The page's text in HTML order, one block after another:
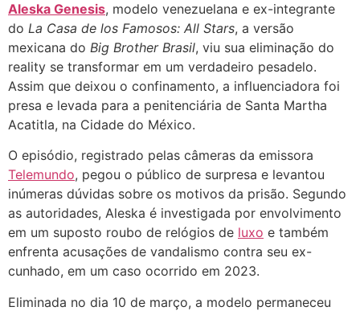
Aleska Genesis, modelo venezuelana e ex-integrante
do La Casa de los Famosos: All Stars, a versão
mexicana do Big Brother Brasil, viu sua eliminação do
reality se transformar em um verdadeiro pesadelo.
Assim que deixou o confinamento, a influenciadora foi
presa e levada para a penitenciária de Santa Martha
Acatitla, na Cidade do México.
O episódio, registrado pelas câmeras da emissora
Telemundo, pegou o público de surpresa e levantou
inúmeras dúvidas sobre os motivos da prisão. Segundo
as autoridades, Aleska é investigada por envolvimento
em um suposto roubo de relógios de luxo e também
enfrenta acusações de vandalismo contra seu ex-
cunhado, em um caso ocorrido em 2023.
Eliminada no dia 10 de março, a modelo permaneceu